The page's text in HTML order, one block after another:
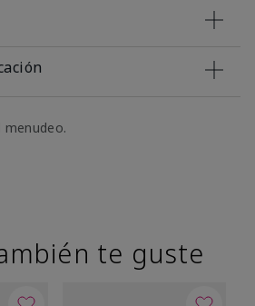
menudeo.
te guste